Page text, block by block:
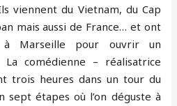
viennent du Vietnam, du Cap
mais aussi de France… et ont
à Marseille pour ouvrir un
comédienne – réalisatrice
trois heures dans un tour du
sept étapes où l’on déguste à